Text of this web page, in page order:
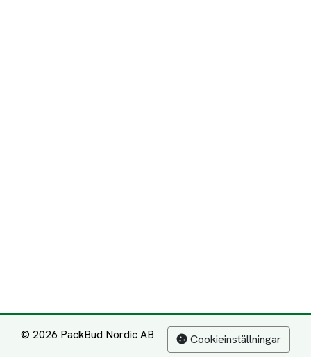
© 2026 PackBud Nordic AB Cookieinställningar